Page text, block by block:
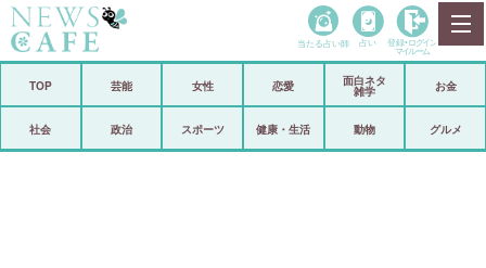
政治
当たる占い師 占い 登録• ログイン
マイルーム
TOP 芸能 女性 恋愛
面白ネタ
雑学
お金
社会 政治 スポーツ 健康・生活 動物 グルメ